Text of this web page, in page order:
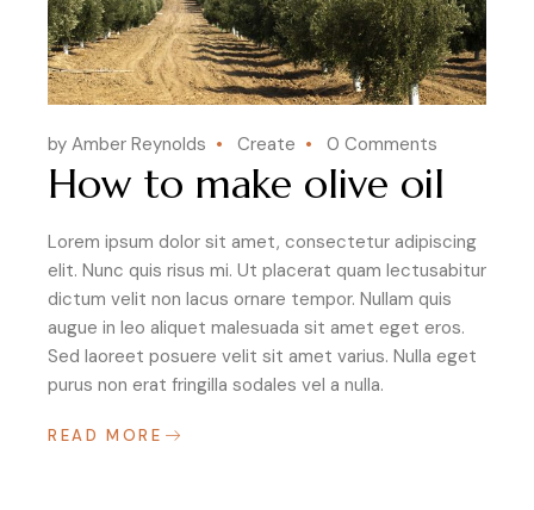
by Amber Reynolds Create 0 Comments
How to make olive oil
Lorem ipsum dolor sit amet, consectetur adipiscing
elit. Nunc quis risus mi. Ut placerat quam lectusabitur
dictum velit non lacus ornare tempor. Nullam quis
augue in leo aliquet malesuada sit amet eget eros.
Sed laoreet posuere velit sit amet varius. Nulla eget
purus non erat fringilla sodales vel a nulla.
READ MORE